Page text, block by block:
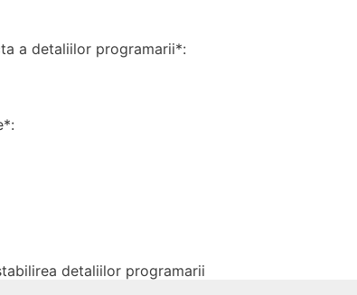
a detaliilor programarii*:
detaliilor programarii